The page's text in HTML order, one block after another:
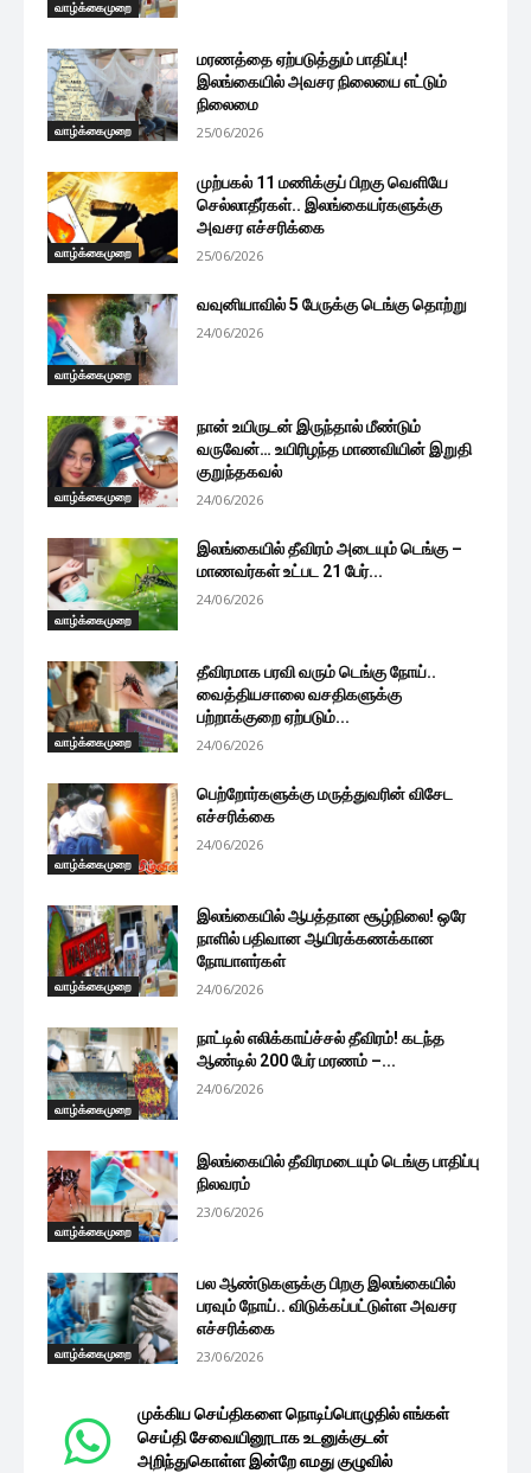
வாழ்க்கைமுறை
வாழ்க்கைமுறை
மரணத்தை ஏற்படுத்தும் பாதிப்பு!
இலங்கையில் அவசர நிலையை எட்டும்
நிலைமை
25/06/2026
வாழ்க்கைமுறை
முற்பகல் 11 மணிக்குப் பிறகு வெளியே
செல்லாதீர்கள்.. இலங்கையர்களுக்கு
அவசர எச்சரிக்கை
25/06/2026
வாழ்க்கைமுறை
வவுனியாவில் 5 பேருக்கு டெங்கு தொற்று
24/06/2026
வாழ்க்கைமுறை
நான் உயிருடன் இருந்தால் மீண்டும்
வருவேன்… உயிரிழந்த மாணவியின் இறுதி
குறுந்தகவல்
24/06/2026
வாழ்க்கைமுறை
இலங்கையில் தீவிரம் அடையும் டெங்கு –
மாணவர்கள் உட்பட 21 பேர்...
24/06/2026
வாழ்க்கைமுறை
தீவிரமாக பரவி வரும் டெங்கு நோய்..
வைத்தியசாலை வசதிகளுக்கு
பற்றாக்குறை ஏற்படும்...
24/06/2026
வாழ்க்கைமுறை
பெற்றோர்களுக்கு மருத்துவரின் விசேட
எச்சரிக்கை
24/06/2026
வாழ்க்கைமுறை
இலங்கையில் ஆபத்தான சூழ்நிலை! ஒரே
நாளில் பதிவான ஆயிரக்கணக்கான
நோயாளர்கள்
24/06/2026
வாழ்க்கைமுறை
நாட்டில் எலிக்காய்ச்சல் தீவிரம்! கடந்த
ஆண்டில் 200 பேர் மரணம் –...
24/06/2026
வாழ்க்கைமுறை
இலங்கையில் தீவிரமடையும் டெங்கு பாதிப்பு
நிலவரம்
23/06/2026
வாழ்க்கைமுறை
பல ஆண்டுகளுக்கு பிறகு இலங்கையில்
பரவும் நோய்.. விடுக்கப்பட்டுள்ள அவசர
எச்சரிக்கை
23/06/2026
முக்கிய செய்திகளை நொடிப்பொழுதில் எங்கள்
செய்தி சேவையினூடாக உடனுக்குடன்
அறிந்துகொள்ள இன்றே எமது குழுவில்